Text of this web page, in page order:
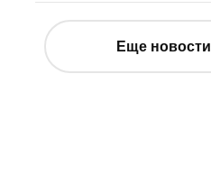
Еще новости